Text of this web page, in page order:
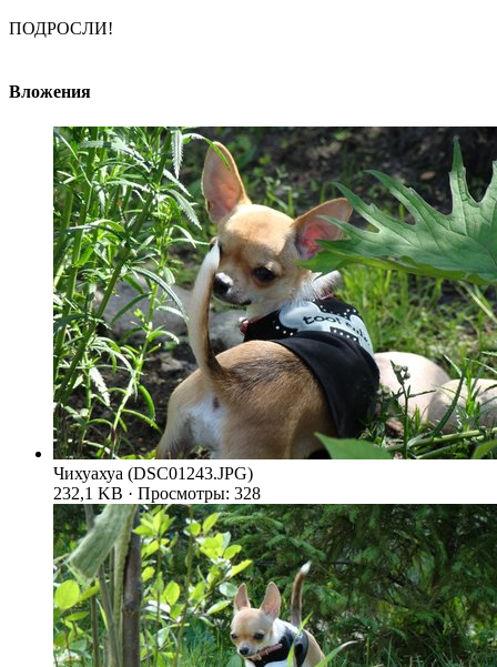
ПОДРОСЛИ!
Вложения
Чихуахуа (DSC01243.JPG)
232,1 KB · Просмотры: 328